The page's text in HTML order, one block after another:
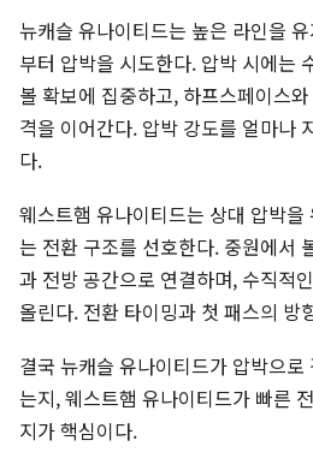
뉴캐슬 유나이티드는 높은 라인을
부터 압박을 시도한다. 압박 시에는
볼 확보에 집중하고, 하프스페이스
격을 이어간다. 압박 강도를 얼마나
다.
웨스트햄 유나이티드는 상대 압박
는 전환 구조를 선호한다. 중원에서
과 전방 공간으로 연결하며, 수직적
올린다. 전환 타이밍과 첫 패스의 방
결국 뉴캐슬 유나이티드가 압박으
는지, 웨스트햄 유나이티드가 빠른
지가 핵심이다.